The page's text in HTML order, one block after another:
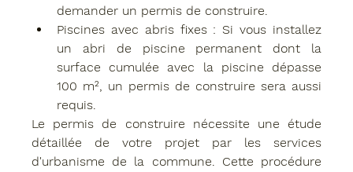
demander un permis de construire.
Piscines avec abris fixes : Si vous installez
un abri de piscine permanent dont la
surface cumulée avec la piscine dépasse
100 m², un permis de construire sera aussi
requis.
Le permis de construire nécessite une étude
détaillée de votre projet par les services
d'urbanisme de la commune. Cette procédure